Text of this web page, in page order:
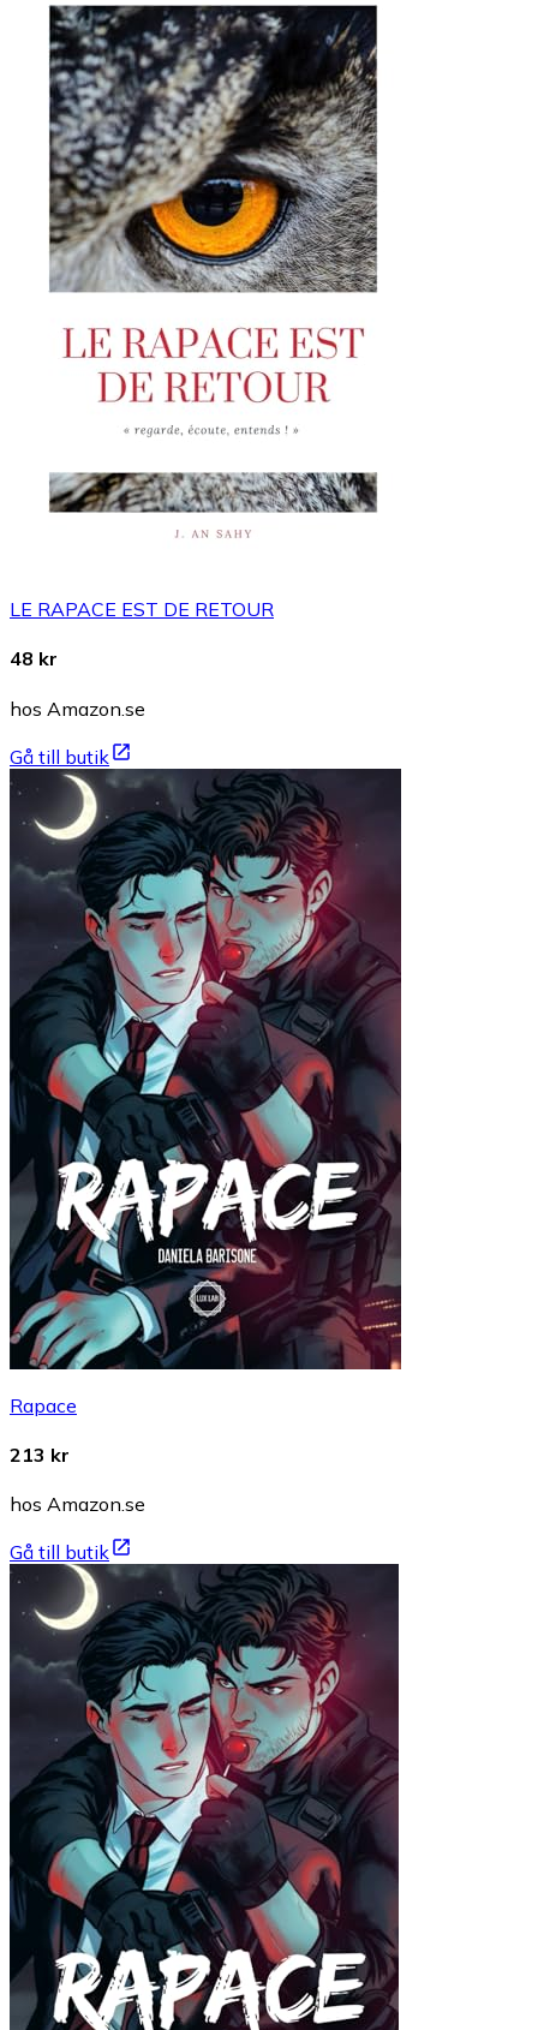
LE RAPACE EST DE RETOUR
48 kr
hos Amazon.se
Gå till butik
Rapace
213 kr
hos Amazon.se
Gå till butik